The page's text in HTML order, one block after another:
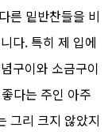
른 밑반찬들을 비
다. 특히 제 입에
구이와 소금구이
다는 주인 아주
그리 크지 않았지